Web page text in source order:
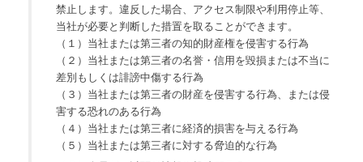
禁止します。違反した場合、アクセス制限や利用停止等、
当社が必要と判断した措置を取ることができます。
（１）当社または第三者の知的財産権を侵害する行為
（２）当社または第三者の名誉・信用を毀損または不当に
差別もしくは誹謗中傷する行為
（３）当社または第三者の財産を侵害する行為、または侵
害する恐れのある行為
（４）当社または第三者に経済的損害を与える行為
（５）当社または第三者に対する脅迫的な行為